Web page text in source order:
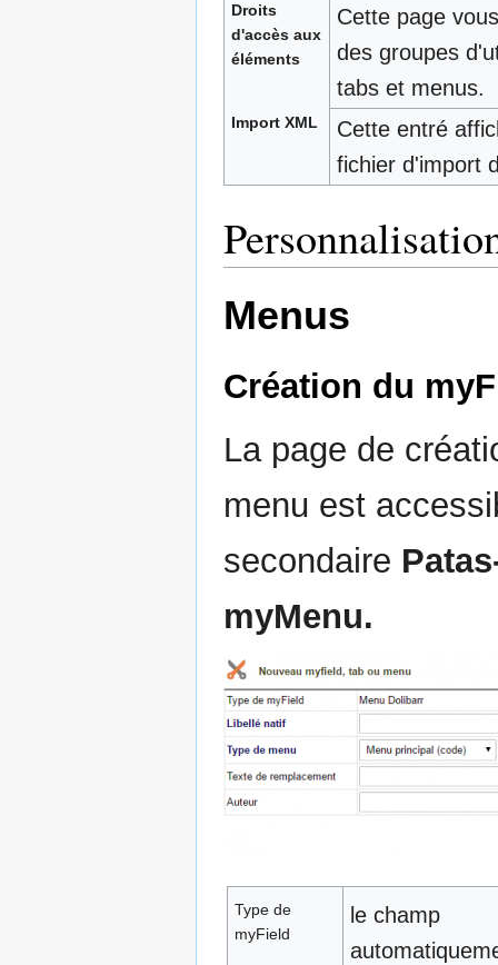
Droits
d'accès aux
éléments
Cette page
des groupes
tabs et menus.
Import XML
Cette entré
fichier d'import
Menus
Création du
La page de
menu est
secondaire
myMenu.
Type de
myField
le champ